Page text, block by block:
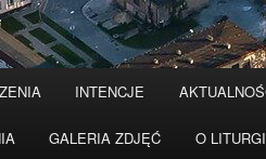
INTENCJE
GALERIA ZDJĘĆ O